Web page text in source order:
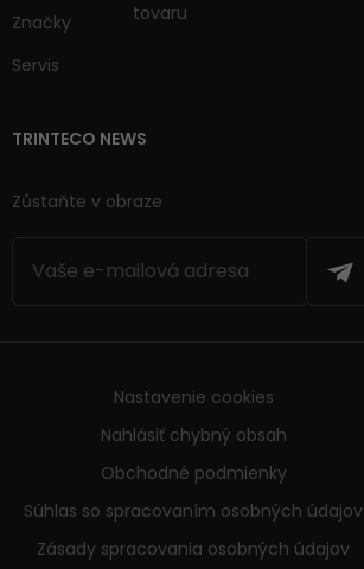
Značky
Servis
tovaru
TRINTECO NEWS
Zůstaňte v obraze
Nastavenie cookies
Nahlásiť chybný obsah
Obchodné podmienky
Súhlas so spracovaním osobných údajov
Zásady spracovania osobných údajov